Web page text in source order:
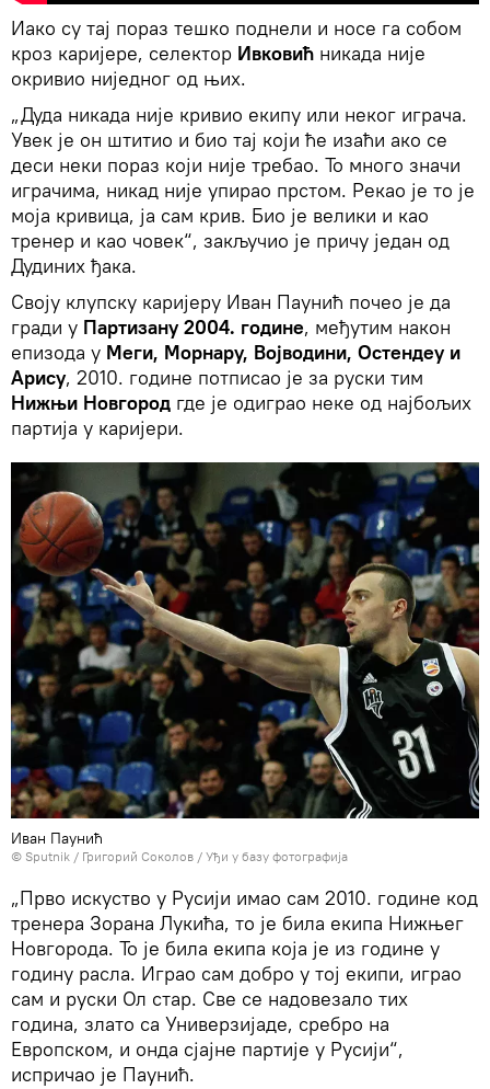
Иако су тај пораз тешко поднели и носе га собом
кроз каријере, селектор Ивковић никада није
окривио ниједног од њих.
„Дуда никада није кривио екипу или неког играча.
Увек је он штитио и био тај који ће изаћи ако се
деси неки пораз који није требао. То много значи
играчима, никад није упирао прстом. Рекао је то је
моја кривица, ја сам крив. Био је велики и као
тренер и као човек“, закључио је причу један од
Дудиних ђака.
Своју клупску каријеру Иван Паунић почео је да
гради у Партизану 2004. године, међутим након
епизода у Меги, Морнару, Војводини, Остендеу и
Арису, 2010. године потписао је за руски тим
Нижњи Новгород где је одиграо неке од најбољих
партија у каријери.
Иван Паунић
© Sputnik / Григорий Соколов / Уђи у базу фотографија
„Прво искуство у Русији имао сам 2010. године код
тренера Зорана Лукића, то је била екипа Нижњег
Новгорода. То је била екипа која је из године у
годину расла. Играо сам добро у тој екипи, играо
сам и руски Ол стар. Све се надовезало тих
година, злато са Универзијаде, сребро на
Европском, и онда сјајне партије у Русији“,
испричао је Паунић.